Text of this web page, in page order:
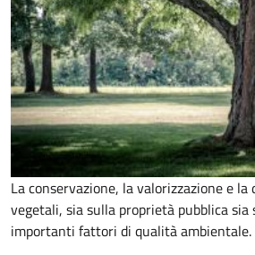
La conservazione, la valorizzazione e
vegetali, sia sulla proprietà pubblica
importanti fattori di qualità ambientale.